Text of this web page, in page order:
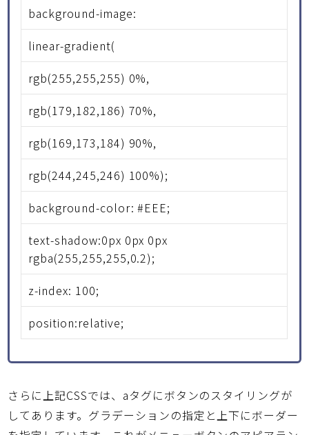
background-image:
linear-gradient(
rgb(255,255,255) 0%,
rgb(179,182,186) 70%,
rgb(169,173,184) 90%,
rgb(244,245,246) 100%);
background-color: #EEE;
text-shadow:0px 0px 0px
rgba(255,255,255,0.2);
z-index: 100;
position:relative;
さらに上記CSSでは、aタグにボタンのスタイリングが
してあります。グラデーションの指定と上下にボーダー